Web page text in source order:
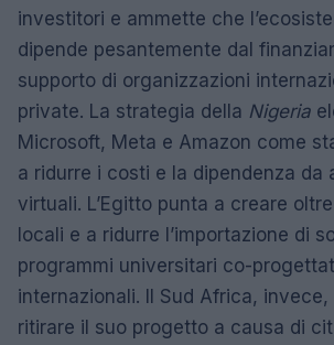
investitori e ammette che
dipende pesantemente dal
supporto di organizzazioni
private. La strategia della Nigeria
Microsoft, Meta e Amazon come
a ridurre i costi e la dipendenza da
virtuali. L’Egitto punta a creare
locali e a ridurre l’importazione di
programmi universitari co-
internazionali. Il Sud Africa,
ritirare il suo progetto a causa di